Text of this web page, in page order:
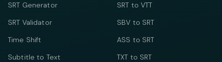
SRT Generator
SRT Validator
Time Shift
Subtitle to Text
SRT to VTT
SBV to SRT
ASS to SRT
TXT to SRT